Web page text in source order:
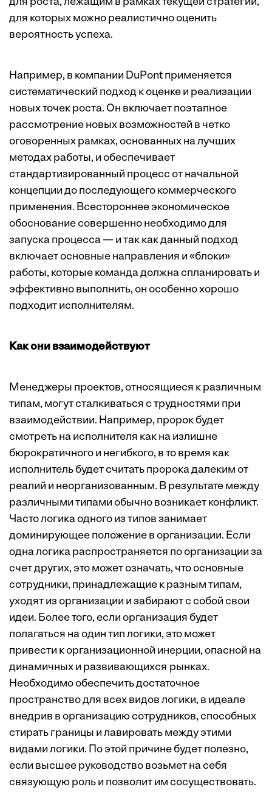
для которых можно реалистично оценить
вероятность успеха.
Например, в компании DuPont применяется
систематический подход к оценке и реализации
новых точек роста. Он включает поэтапное
рассмотрение новых возможностей в четко
оговоренных рамках, основанных на лучших
методах работы, и обеспечивает
стандартизированный процесс от начальной
концепции до последующего коммерческого
применения. Всестороннее экономическое
обоснование совершенно необходимо для
запуска процесса — и так как данный подход
включает основные направления и «блоки»
работы, которые команда должна спланировать и
эффективно выполнить, он особенно хорошо
подходит исполнителям.
Как они взаимодействуют
Менеджеры проектов, относящиеся к различным
типам, могут сталкиваться с трудностями при
взаимодействии. Например, пророк будет
смотреть на исполнителя как на излишне
бюрократичного и негибкого, в то время как
исполнитель будет считать пророка далеким от
реалий и неорганизованным. В результате между
различными типами обычно возникает конфликт.
Часто логика одного из типов занимает
доминирующее положение в организации. Если
одна логика распространяется по организации за
счет других, это может означать, что основные
сотрудники, принадлежащие к разным типам,
уходят из организации и забирают с собой свои
идеи. Более того, если организация будет
полагаться на один тип логики, это может
привести к организационной инерции, опасной на
динамичных и развивающихся рынках.
Необходимо обеспечить достаточное
пространство для всех видов логики, в идеале
внедрив в организацию сотрудников, способных
стирать границы и лавировать между этими
видами логики. По этой причине будет полезно,
если высшее руководство возьмет на себя
связующую роль и позволит им сосуществовать.